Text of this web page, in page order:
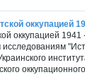
оккупацией
оккупацией 1941